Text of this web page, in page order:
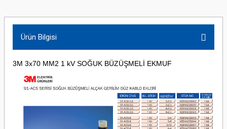
Ürün Bilgisi
3M 3x70 MM2 1 kV SOĞUK BÜZÜŞMELİ EKMUF